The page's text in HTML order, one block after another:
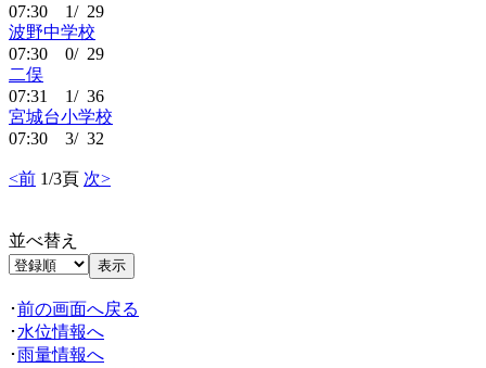
07:30 1/ 29
波野中学校
07:30 0/ 29
二俣
07:31 1/ 36
宮城台小学校
07:30 3/ 32
<前 1/3頁 次>
並べ替え
･前の画面へ戻る
･ 水位情報へ
･雨量情報へ